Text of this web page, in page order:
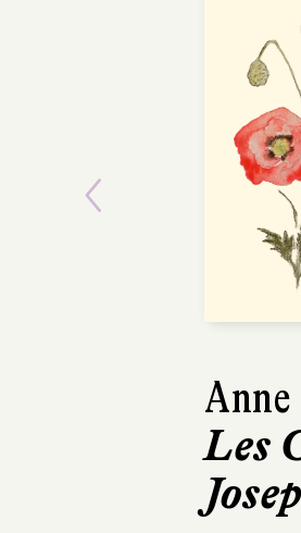
Les
Previous